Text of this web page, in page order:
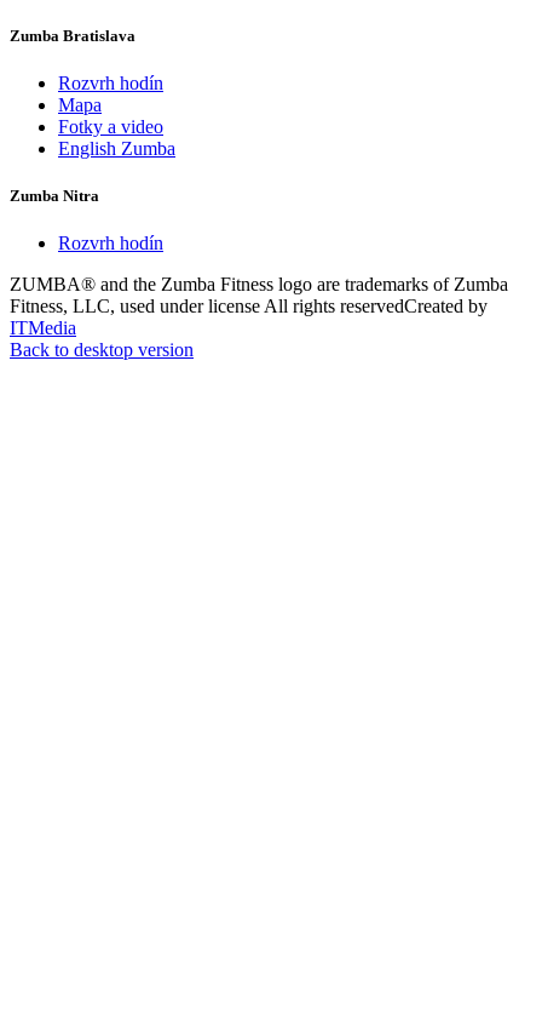
Zumba Bratislava
Rozvrh hodín
Mapa
Fotky a video
English Zumba
Zumba Nitra
Rozvrh hodín
ZUMBA® and the Zumba Fitness logo are trademarks of Zumba
Fitness, LLC, used under license All rights reservedCreated by
ITMedia
Back to desktop version